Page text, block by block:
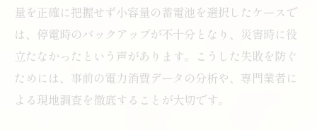
量を正確に把握せず小容量の蓄電池を選択したケースで
は、停電時のバックアップが不十分となり、災害時に役
立たなかったという声があります。こうした失敗を防ぐ
ためには、事前の電力消費データの分析や、専門業者に
よる現地調査を徹底することが大切です。